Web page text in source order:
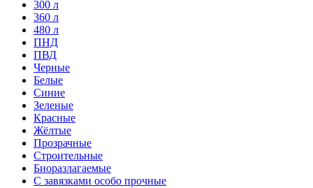
300 л
360 л
480 л
ПНД
ПВД
Черные
Белые
Синие
Зеленые
Красные
Жёлтые
Прозрачные
Строительные
Биоразлагаемые
С завязками особо прочные